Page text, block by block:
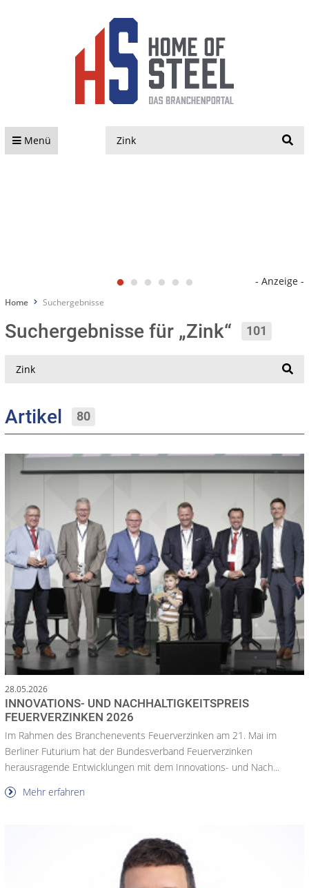
Menü
- Anzeige -
Home Suchergebnisse
Suchergebnisse für „Zink“ 101
Artikel 80
28.05.2026
INNOVATIONS- UND NACHHALTIGKEITSPREIS
FEUERVERZINKEN 2026
Im Rahmen des Branchenevents Feuerverzinken am 21. Mai im
Berliner Futurium hat der Bundesverband Feuerverzinken
herausragende Entwicklungen mit dem Innovations- und Nach...
Mehr erfahren